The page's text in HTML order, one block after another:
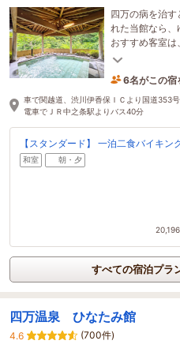
四万の病を治す
れた当館なら、
おすすめ客室
して、観光は奥
1時間前に予
車で関越道、渋川伊香保ＩＣより国道353
電車でＪＲ中之条駅よりバス40分
【スタンダード】 一泊二食バイキン
和室 朝・夕
20,196
すべての宿泊プラ
四万温泉 ひなたみ館
4.6
(700件)